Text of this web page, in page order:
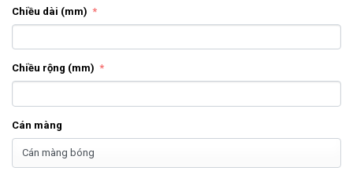
Chiều dài (mm)
Chiều rộng (mm)
Cán màng